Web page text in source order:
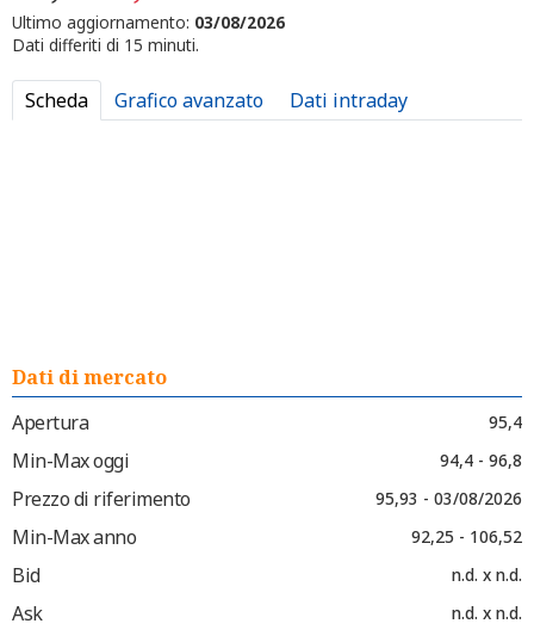
Ultimo aggiornamento: 03/08/2026
Dati differiti di 15 minuti.
Scheda Grafico avanzato Dati intraday
Dati di mercato
Apertura
95,4
Min-Max oggi 94,4 - 96,8
Prezzo di riferimento 95,93 - 03/08/2026
Min-Max anno 92,25 - 106,52
Bid n.d. x n.d.
Ask n.d. x n.d.